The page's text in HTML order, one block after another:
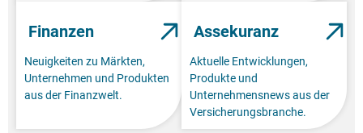
Finanzen
Neuigkeiten zu Märkten,
Unternehmen und Produkten
aus der Finanzwelt.
Assekuranz
Aktuelle Entwicklungen,
Produkte und
Unternehmensnews aus der
Versicherungsbranche.